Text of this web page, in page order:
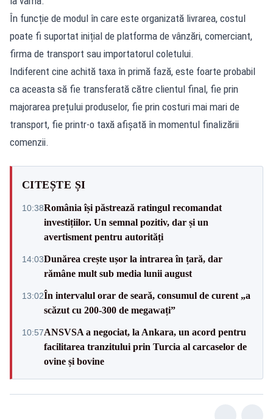
În funcție de modul în care este organizată livrarea, costul
poate fi suportat inițial de platforma de vânzări, comerciant,
firma de transport sau importatorul coletului.
Indiferent cine achită taxa în primă fază, este foarte probabil
ca aceasta să fie transferată către clientul final, fie prin
majorarea prețului produselor, fie prin costuri mai mari de
transport, fie printr-o taxă afișată în momentul finalizării
comenzii.
CITEȘTE ȘI
10:38România își păstrează ratingul recomandat
investițiilor. Un semnal pozitiv, dar și un
avertisment pentru autorități
14:03Dunărea crește ușor la intrarea în țară, dar
rămâne mult sub media lunii august
13:02În intervalul orar de seară, consumul de curent „a
scăzut cu 200-300 de megawați”
10:57ANSVSA a negociat, la Ankara, un acord pentru
facilitarea tranzitului prin Turcia al carcaselor de
ovine și bovine